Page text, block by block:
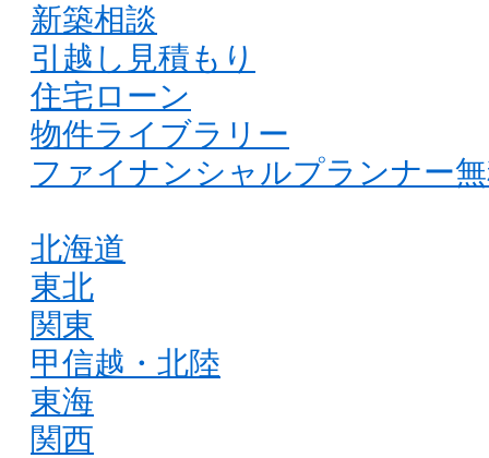
新築相談
引越し見積もり
住宅ローン
物件ライブラリー
ファイナンシャルプランナー
北海道
東北
関東
甲信越・北陸
東海
関西